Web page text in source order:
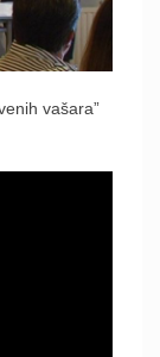
vašara”